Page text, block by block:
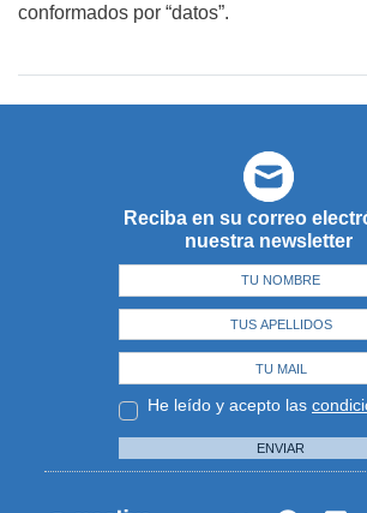
conformados por “datos”.
Reciba en su correo
nuestra newsletter
He leído y acepto las
ENVIAR